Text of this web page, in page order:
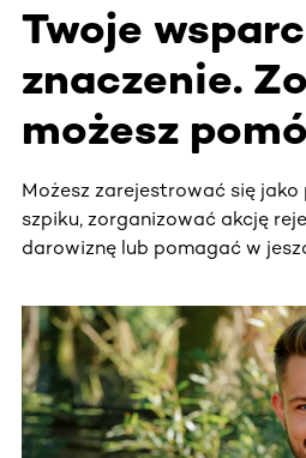
Twoje
znaczenie.
możesz
Możesz zarejestrować się
szpiku, zorganizować akcję
darowiznę lub pomagać w
Ta sekcja zawiera treści